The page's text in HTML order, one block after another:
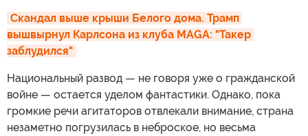
Скандал выше крыши Белого дома. Трамп
вышвырнул Карлсона из клуба MAGA: "Такер
заблудился"
Национальный развод — не говоря уже о гражданской
войне — остается уделом фантастики. Однако, пока
громкие речи агитаторов отвлекали внимание, страна
незаметно погрузилась в неброское, но весьма